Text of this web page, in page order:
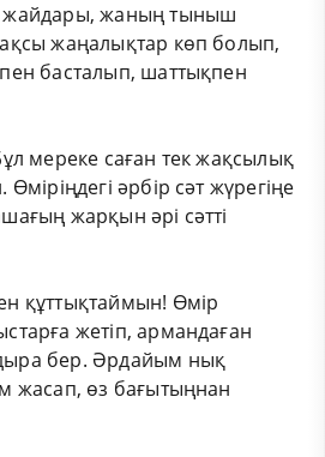
жайдары, жаның тыныш
жаңалықтар көп болып,
басталып, шаттықпен
мереке саған тек жақсылық
әрбір сәт жүрегіңе
жарқын әрі сәтті
құттықтаймын! Өмір
жетіп, армандаған
бер. Әрдайым нық
жасап, өз бағытыңнан